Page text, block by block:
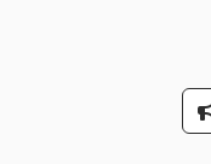
Técnica De